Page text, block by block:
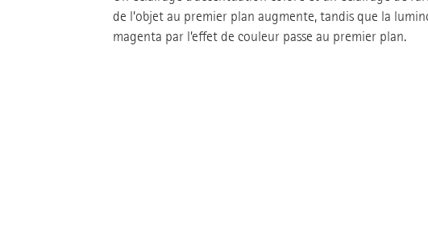
de l’objet au premier plan augmente, tandis que la
magenta par l’effet de couleur passe au premier plan.